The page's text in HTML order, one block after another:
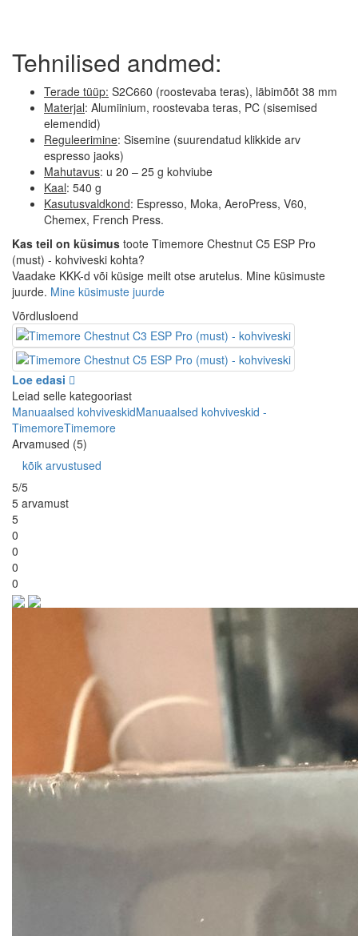
Tehnilised andmed:
Terade tüüp: S2C660 (roostevaba teras), läbimõõt 38 mm
Materjal: Alumiinium, roostevaba teras, PC (sisemised
elemendid)
Reguleerimine: Sisemine (suurendatud klikkide arv
espresso jaoks)
Mahutavus: u 20 – 25 g kohviube
Kaal: 540 g
Kasutusvaldkond: Espresso, Moka, AeroPress, V60,
Chemex, French Press.
Kas teil on küsimus toote Timemore Chestnut C5 ESP Pro
(must) - kohviveski kohta?
Vaadake KKK-d või küsige meilt otse arutelus. Mine küsimuste
juurde. Mine küsimuste juurde
Võrdlusloend
Loe edasi
Leiad selle kategooriast
Manuaalsed kohviveskidManuaalsed kohviveskid -
TimemoreTimemore
Arvamused (5)
kõik arvustused
5/5
5 arvamust
5
0
0
0
0